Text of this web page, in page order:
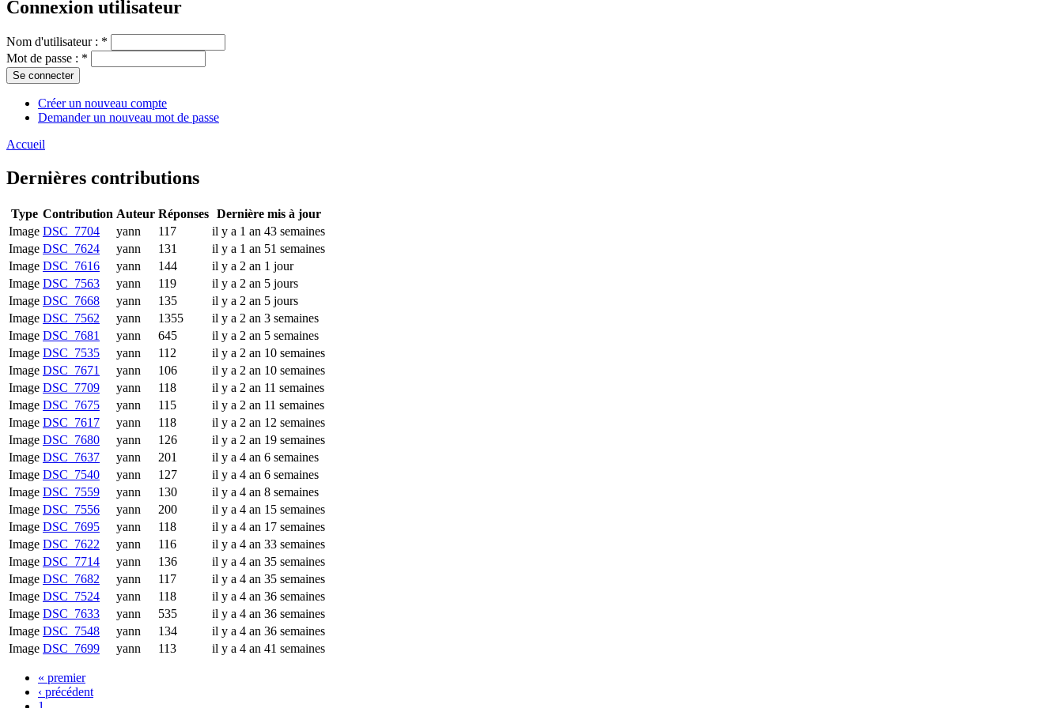
Connexion utilisateur
Nom d'utilisateur : *
Mot de passe : *
Créer un nouveau compte
Demander un nouveau mot de passe
Accueil
Dernières contributions
Type Contribution Auteur Réponses Dernière mis à jour
Image DSC_7704 yann 117
il y a 1 an 43 semaines
Image DSC_7624 yann 131
il y a 1 an 51 semaines
Image DSC_7616 yann 144
il y a 2 an 1 jour
Image DSC_7563 yann 119
il y a 2 an 5 jours
Image DSC_7668 yann 135
il y a 2 an 5 jours
Image DSC_7562 yann 1355
il y a 2 an 3 semaines
Image DSC_7681 yann 645
il y a 2 an 5 semaines
Image DSC_7535 yann 112
il y a 2 an 10 semaines
Image DSC_7671 yann 106
il y a 2 an 10 semaines
Image DSC_7709 yann 118
il y a 2 an 11 semaines
Image DSC_7675 yann 115
il y a 2 an 11 semaines
Image DSC_7617 yann 118
il y a 2 an 12 semaines
Image DSC_7680 yann 126
il y a 2 an 19 semaines
Image DSC_7637 yann 201
il y a 4 an 6 semaines
Image DSC_7540 yann 127
il y a 4 an 6 semaines
Image DSC_7559 yann 130
il y a 4 an 8 semaines
Image DSC_7556 yann 200
il y a 4 an 15 semaines
Image DSC_7695 yann 118
il y a 4 an 17 semaines
Image DSC_7622 yann 116
il y a 4 an 33 semaines
Image DSC_7714 yann 136
il y a 4 an 35 semaines
Image DSC_7682 yann 117
il y a 4 an 35 semaines
Image DSC_7524 yann 118
il y a 4 an 36 semaines
Image DSC_7633 yann 535
il y a 4 an 36 semaines
Image DSC_7548 yann 134
il y a 4 an 36 semaines
Image DSC_7699 yann 113 il y a 4 an 41 semaines
« premier
‹ précédent